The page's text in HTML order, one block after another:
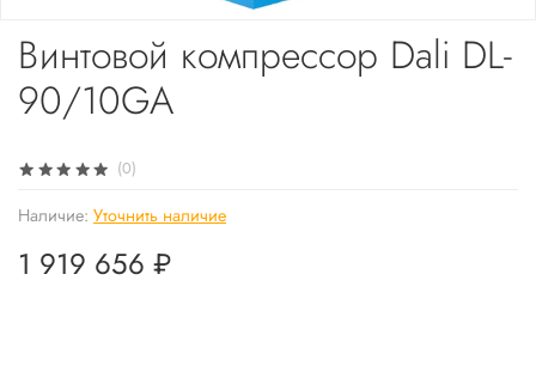
(0)
Наличие: Уточнить наличие
Винтовой компрессор Dali DL-
90/10GA
1 919 656 ₽